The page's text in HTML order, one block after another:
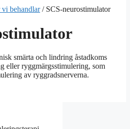
behandlar/ SCS-neurostimulator
smärta och lindring åstadkoms
eller ryggmärgsstimulering, som
av ryggradsnerverna.